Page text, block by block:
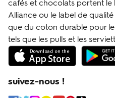
cafés et chocolats portent le
Alliance ou le label de
que du coton durable pour
tels que les pulls et les
suivez-nous !